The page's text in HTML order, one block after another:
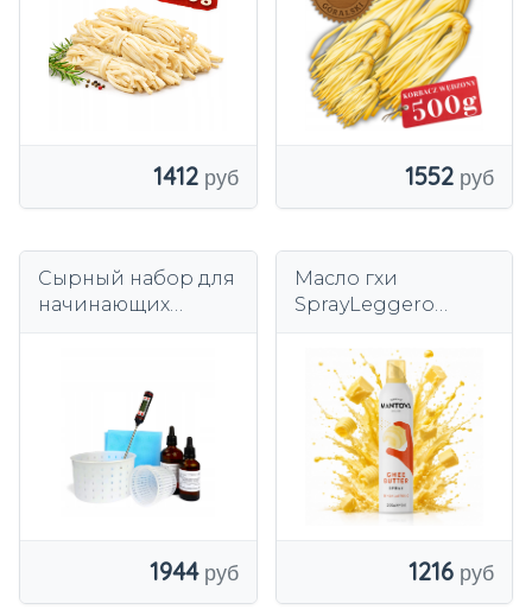
1412
СЫР 100% 500г
1552
Сырный набор для
начинающих
1944
Масло гхи
SprayLeggero
с добавлением
подсолнечного
масла
1216